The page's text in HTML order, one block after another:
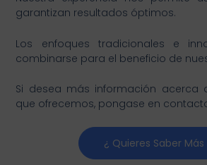
garantizan resultados óptimos.
Los enfoques tradicionales e
combinarse para el beneficio de
Si desea más información acerca
que ofrecemos, pongase en
¿ Quieres Saber Más